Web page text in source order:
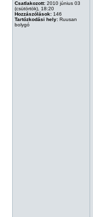
Csatlakozott: 2010 június 03
(csütörtök), 18:20
Hozzászólások: 146
Tartózkodási hely: Ruusan
bolygó